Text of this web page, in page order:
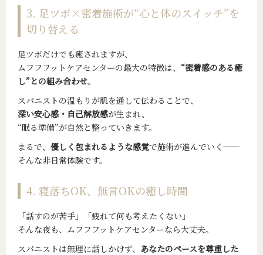
3. 足ツボ×密着施術が“心と体のスイッチ”を
切り替える
足ツボだけでも癒されますが、
ムフフフットケアセンターの最大の特徴は、 “密着感のある癒
し”との組み合わせ。
スパニストの温もりが肌を通して伝わることで、
深い安心感・自己解放感が生まれ、
“眠る準備”が自然と整っていきます。
まるで、 優しく包まれるような感覚で施術が進んでいく──
そんな非日常体験です。
4. 寝落ちOK、無言OKの癒し時間
「話すのが苦手」「疲れて何も考えたくない」
そんな夜も、ムフフフットケアセンターなら大丈夫。
スパニストは無理に話しかけず、 あなたのペースを尊重した